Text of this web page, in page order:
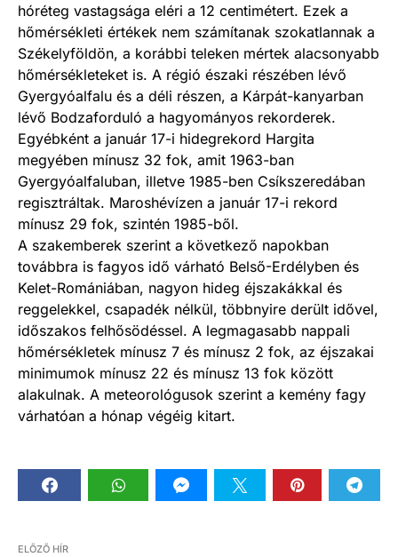
hóréteg vastagsága eléri a 12 centimétert. Ezek a
hőmérsékleti értékek nem számítanak szokatlannak a
Székelyföldön, a korábbi teleken mértek alacsonyabb
hőmérsékleteket is. A régió északi részében lévő
Gyergyóalfalu és a déli részen, a Kárpát-kanyarban
lévő Bodzaforduló a hagyományos rekorderek.
Egyébként a január 17-i hidegrekord Hargita
megyében mínusz 32 fok, amit 1963-ban
Gyergyóalfaluban, illetve 1985-ben Csíkszeredában
regisztráltak. Maroshévízen a január 17-i rekord
mínusz 29 fok, szintén 1985-ből.
A szakemberek szerint a következő napokban
továbbra is fagyos idő várható Belső-Erdélyben és
Kelet-Romániában, nagyon hideg éjszakákkal és
reggelekkel, csapadék nélkül, többnyire derült idővel,
időszakos felhősödéssel. A legmagasabb nappali
hőmérsékletek mínusz 7 és mínusz 2 fok, az éjszakai
minimumok mínusz 22 és mínusz 13 fok között
alakulnak. A meteorológusok szerint a kemény fagy
várhatóan a hónap végéig kitart.
ELŐZŐ HÍR